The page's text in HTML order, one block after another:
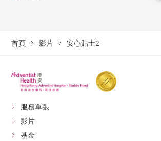
首頁 影片 安心貼士2
服務單張
影片
基金